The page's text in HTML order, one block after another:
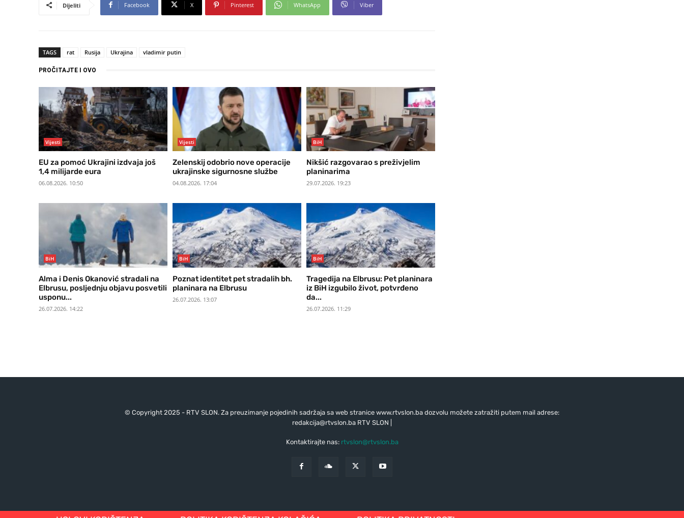
Dijeliti Facebook X Pinterest WhatsApp Viber
TAGS rat Rusija Ukrajina vladimir putin
PROČITAJTE I OVO
Vijesti
EU za pomoć Ukrajini izdvaja još
1,4 milijarde eura
06.08.2026. 10:50
Vijesti
Zelenskij odobrio nove operacije
ukrajinske sigurnosne službe
04.08.2026. 17:04
BiH
Nikšić razgovarao s preživjelim
planinarima
29.07.2026. 19:23
BiH
Alma i Denis Okanović stradali na
Elbrusu, posljednju objavu posvetili
usponu...
26.07.2026. 14:22
BiH
Poznat identitet pet stradalih bh.
planinara na Elbrusu
26.07.2026. 13:07
BiH
Tragedija na Elbrusu: Pet planinara
iz BiH izgubilo život, potvrđeno
da...
26.07.2026. 11:29
© Copyright 2025 - RTV SLON. Za preuzimanje pojedinih sadržaja sa web stranice www.rtvslon.ba dozvolu možete zatražiti putem mail adrese:
redakcija@rtvslon.baRTV SLON |
Kontaktirajte nas: rtvslon@rtvslon.ba